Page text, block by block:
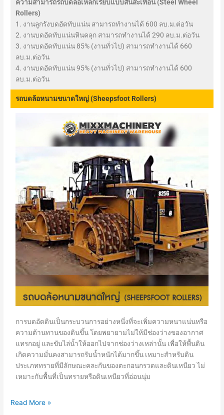
ความสามารถรถบดล้อเหล็กเรียบแบบสั่นสะเทือน (Steel Wheel
Rollers)
1. งานลูกรังบดอัดทับแน่น สามารถทำงานได้ 600 ลบ.ม.ต่อวัน
2. งานบดอัดทับแน่นหินคลุก สามารถทำงานได้ 290 ลบ.ม.ต่อวัน
3. งานบดอัดทับแน่น 85% (งานทั่วไป) สามารถทำงานได้ 660
ลบ.ม.ต่อวัน
4. งานบดอัดทับแน่น 95% (งานทั่วไป) สามารถทำงานได้ 600
ลบ.ม.ต่อวัน
รถบดล้อหนามขนาดใหญ่ (Sheepsfoot Rollers)
การบดอัดดินเป็นกระบวนการอย่างหนึ่งที่จะเพิ่มความหนาแน่นหรือ
ความต้านทานของดินขึ้น โดยพยายามไม่ให้มีช่องว่างของอากาศ
แทรกอยู่ และขับไล่น้ำให้ออกไปจากช่องว่างเหล่านั้น เพื่อให้พื้นดิน
เกิดความมั่นคงสามารถรับน้ำหนักได้มากขึ้น เหมาะสำหรับดิน
ประเภททรายที่มีลักษณะคละกันของตะกอนกรวดและดินเหนียว ไม่
เหมาะกับพื้นที่เป็นทรายหรือดินเหนียวที่อ่อนนุ่ม
Read More »